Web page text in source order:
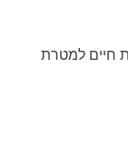
חיים למטרת